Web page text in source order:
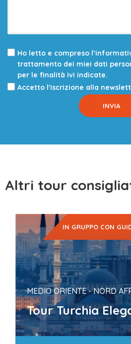
Ho letto e compreso
trattamento dei miei dati
per le finalità ivi indicate.
Accetto l'iscrizione alla
Altri tour
IN GRUPPO CON
MEDIO ORIENTE - NORD
Tour Turchia